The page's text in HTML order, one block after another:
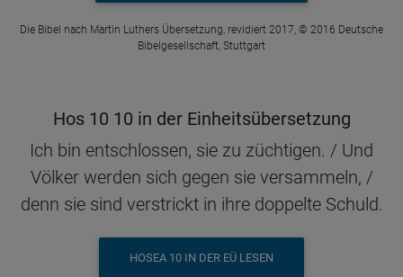
Die Bibel nach Martin Luthers Übersetzung, revidiert 2017, © 2016 Deutsche
Bibelgesellschaft, Stuttgart
Hos 10 10 in der Einheitsübersetzung
Ich bin entschlossen, sie zu züchtigen. / Und
Völker werden sich gegen sie versammeln, /
denn sie sind verstrickt in ihre doppelte Schuld.
HOSEA 10 IN DER EÜ LESEN